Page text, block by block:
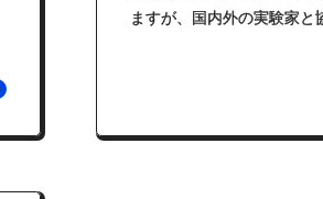
ますが、国内外の実験家と